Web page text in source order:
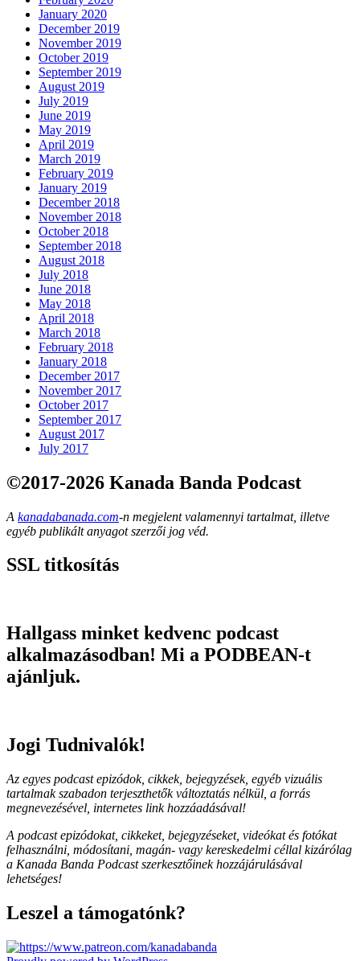
January 2020
December 2019
November 2019
October 2019
September 2019
August 2019
July 2019
June 2019
May 2019
April 2019
March 2019
February 2019
January 2019
December 2018
November 2018
October 2018
September 2018
August 2018
July 2018
June 2018
May 2018
April 2018
March 2018
February 2018
January 2018
December 2017
November 2017
October 2017
September 2017
August 2017
July 2017
©2017-2026 Kanada Banda Podcast
A kanadabanada.com-n megjelent valamennyi tartalmat, illetve
egyéb publikált anyagot szerzői jog véd.
SSL titkosítás
Hallgass minket kedvenc podcast
alkalmazásodban! Mi a PODBEAN-t
ajánljuk.
Jogi Tudnivalók!
Az egyes podcast epizódok, cikkek, bejegyzések, egyéb vizuális
tartalmak szabadon terjeszthetők változtatás nélkül, a forrás
megnevezésével, internetes link hozzáadásával!
A podcast epizódokat, cikkeket, bejegyzéseket, videókat és fotókat
felhasználni, módosítani, magán- vagy kereskedelmi céllal kizárólag
a Kanada Banda Podcast szerkesztőinek hozzájárulásával
lehetséges!
Leszel a támogatónk?